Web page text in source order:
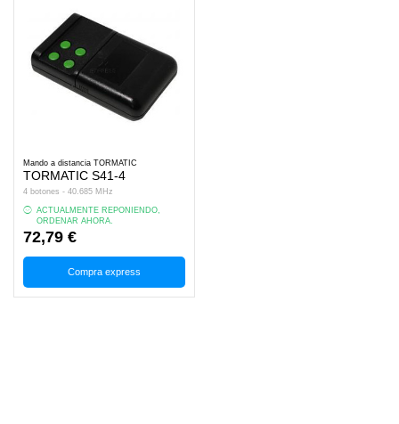
Mando a distancia TORMATIC
TORMATIC S41-4
4 botones - 40.685 MHz
ACTUALMENTE REPONIENDO,
ORDENAR AHORA.
72,79 €
Compra express